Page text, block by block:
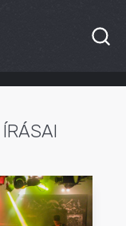
ÍRÁSAI